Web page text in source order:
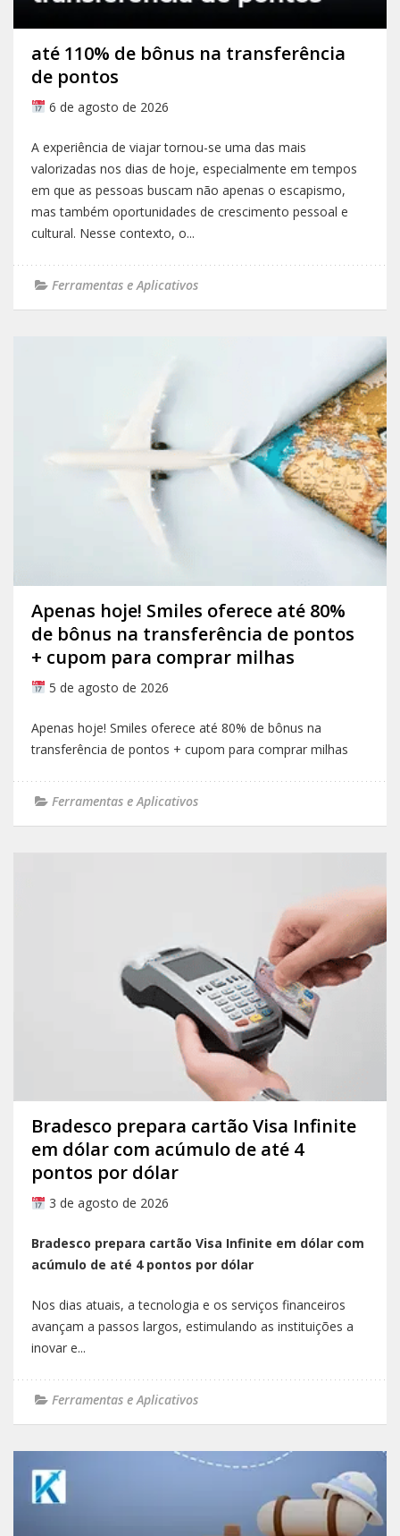
até 110% de bônus na transferência
de pontos
6 de agosto de 2026
A experiência de viajar tornou-se uma das mais
valorizadas nos dias de hoje, especialmente em tempos
em que as pessoas buscam não apenas o escapismo,
mas também oportunidades de crescimento pessoal e
cultural. Nesse contexto, o...
Ferramentas e Aplicativos
Apenas hoje! Smiles oferece até 80%
de bônus na transferência de pontos
+ cupom para comprar milhas
5 de agosto de 2026
Apenas hoje! Smiles oferece até 80% de bônus na
transferência de pontos + cupom para comprar milhas
Ferramentas e Aplicativos
Bradesco prepara cartão Visa Infinite
em dólar com acúmulo de até 4
pontos por dólar
3 de agosto de 2026
Bradesco prepara cartão Visa Infinite em dólar com
acúmulo de até 4 pontos por dólar
Nos dias atuais, a tecnologia e os serviços financeiros
avançam a passos largos, estimulando as instituições a
inovar e...
Ferramentas e Aplicativos